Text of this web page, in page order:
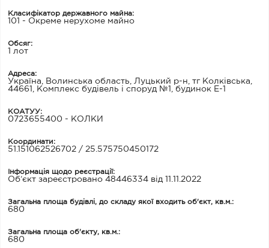
Класифікатор державного майна:
101 - Окреме нерухоме майно
Обсяг:
1 лот
Адреса:
Україна, Волинська область, Луцький р-н, тг Колківська,
44661, Комплекс будівель і споруд №1, будинок Е-1
КОАТУУ:
0723655400 - КОЛКИ
Координати:
51.151062526702 / 25.575750450172
Інформація щодо реєстрації:
Об’єкт зареєстровано 48446334 від 11.11.2022
Загальна площа будівлі, до складу якої входить об'єкт, кв.м.:
680
Загальна площа об'єкту, кв.м.:
680